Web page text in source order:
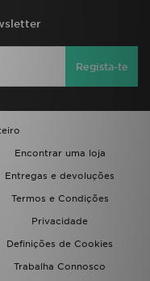
Regista-te
Encontrar uma loja
Entregas e devoluções
Termos e Condições
Privacidade
Definições de Cookies
Trabalha Connosco